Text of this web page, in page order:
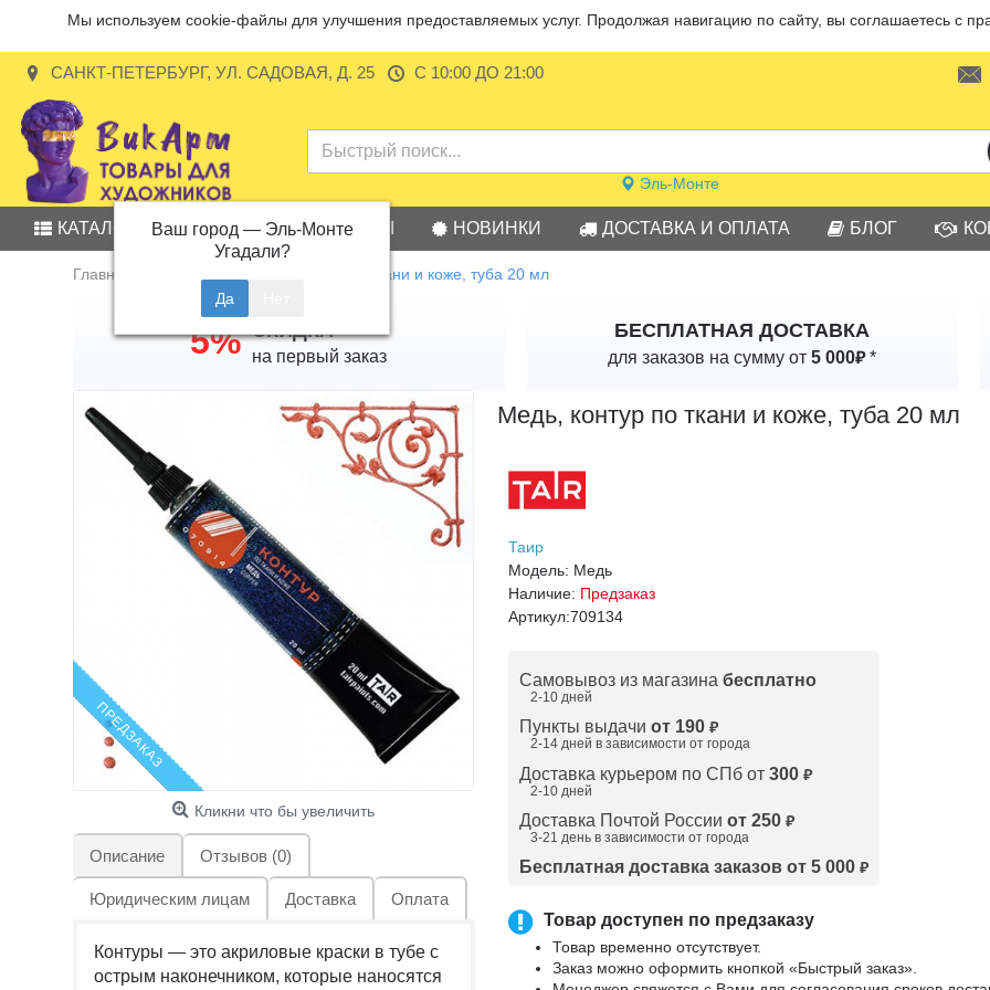
Мы используем cookie-файлы для улучшения предоставляемых услуг. Продолжая навигацию по сайту, вы соглашаетесь с
САНКТ-ПЕТЕРБУРГ, УЛ. САДОВАЯ, Д. 25 С 10:00 ДО 21:00
Эль-Монте
Ваш город — Эль-Монте
Угадали?
КАТАЛОГ АКЦИИ БРЕНДЫ НОВИНКИ ДОСТАВКА И ОПЛАТА БЛОГ
Главная Медь, контур по ткани и коже, туба 20 мл
5% СКИДКА
на первый заказ
БЕСПЛАТНАЯ ДОСТАВКА
для заказов на сумму от5 000₽*
ПРЕДЗАКАЗ
Кликни что бы увеличить
Описание Отзывов (0)
Юридическим лицам Доставка Оплата
Контуры — это акриловые краски в тубе с
острым наконечником, которые наносятся
Медь, контур по ткани и коже, туба 20 мл
Таир
Модель: Медь
Наличие: Предзаказ
Артикул:709134
Самовывоз из магазина бесплатно
2-10 дней
Пункты выдачи от 190 ₽
2-14 дней в зависимости от города
Доставка курьером по СПб от 300 ₽
2-10 дней
Доставка Почтой России от 250 ₽
3-21 день в зависимости от города
Бесплатная доставка заказов от 5 000₽
Товар доступен по предзаказу
Товар временно отсутствует.
Заказ можно оформить кнопкой «Быстрый заказ».